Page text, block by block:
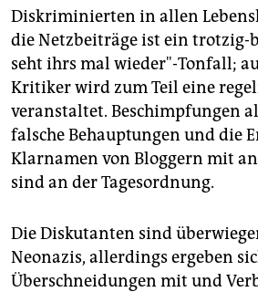
Diskriminierten in allen
die Netzbeiträge ist ein trotzig-
seht ihrs mal wieder"-Tonfall;
Kritiker wird zum Teil eine
veranstaltet. Beschimpfungen
falsche Behauptungen und die
Klarnamen von Bloggern mit
sind an der Tagesordnung.
Die Diskutanten sind
Neonazis, allerdings ergeben
Überschneidungen mit und